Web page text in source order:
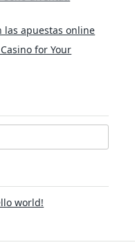
las apuestas online
for Your
world!